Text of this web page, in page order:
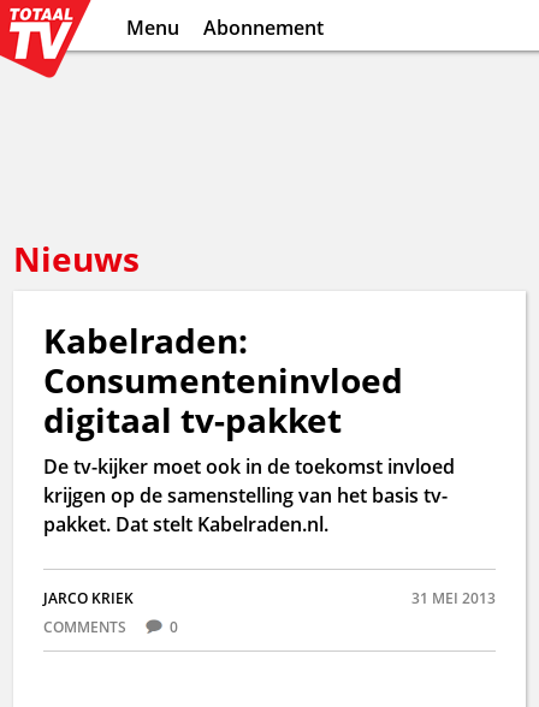
Menu Abonnement
Nieuws
Kabelraden:
Consumenteninvloed
digitaal tv-pakket
De tv-kijker moet ook in de toekomst invloed
krijgen op de samenstelling van het basis tv-
pakket. Dat stelt Kabelraden.nl.
JARCO KRIEK
31 MEI 2013
COMMENTS
0